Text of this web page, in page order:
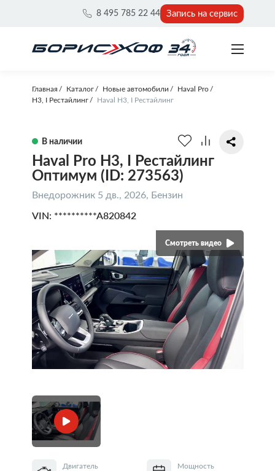
8 495 785 22 44 Запись на сервис
Главная Каталог Новые автомобили
Haval Pro
H3, I Рестайлинг
Haval H3, I Рестайлинг
Haval Pro H3, I Рестайлинг
Оптимум (ID: 273563)
Внедорожник 5 дв., 2026, Бензин
VIN: **********A820842
Смотреть видео
В наличии
Двигатель Мощность